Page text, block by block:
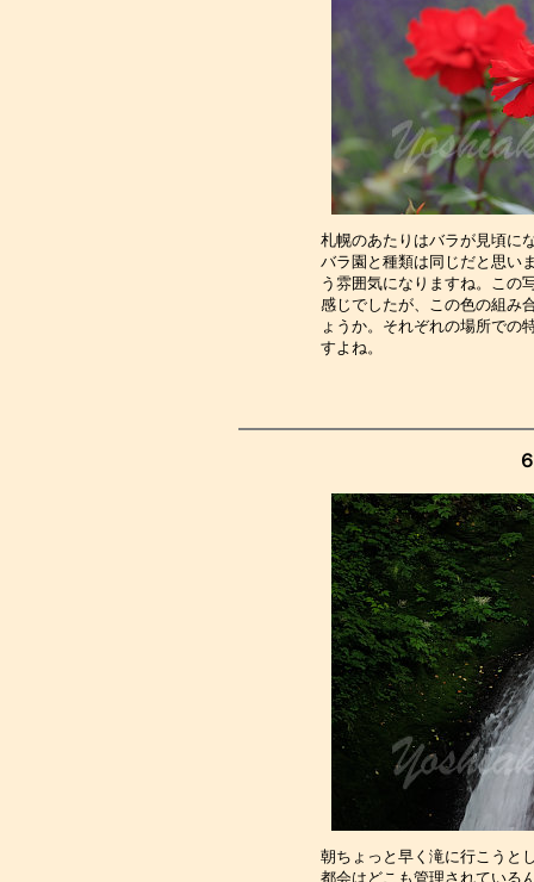
札幌のあたりはバラが見頃に
バラ園と種類は同じだと思い
う雰囲気になりますね。この
感じでしたが、この色の組み
ょうか。それぞれの場所での
す
朝ちょっと早く滝に行こうと
都会はどこも管理されている